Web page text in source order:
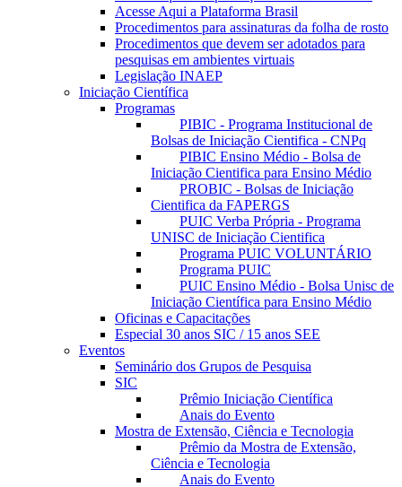
Acesse Aqui a Plataforma Brasil
Procedimentos para assinaturas da folha de rosto
Procedimentos que devem ser adotados para
pesquisas em ambientes virtuais
Legislação INAEP
Iniciação Científica
Programas
PIBIC - Programa Institucional de
Bolsas de Iniciação Cientifica - CNPq
PIBIC Ensino Médio - Bolsa de
Iniciação Cientifica para Ensino Médio
PROBIC - Bolsas de Iniciação
Cientifica da FAPERGS
PUIC Verba Própria - Programa
UNISC de Iniciação Cientifica
Programa PUIC VOLUNTÁRIO
Programa PUIC
PUIC Ensino Médio - Bolsa Unisc de
Iniciação Científica para Ensino Médio
Oficinas e Capacitações
Especial 30 anos SIC / 15 anos SEE
Eventos
Seminário dos Grupos de Pesquisa
SIC
Prêmio Iniciação Científica
Anais do Evento
Mostra de Extensão, Ciência e Tecnologia
Prêmio da Mostra de Extensão,
Ciência e Tecnologia
Anais do Evento